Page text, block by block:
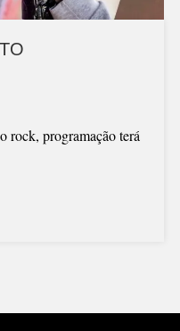
rock, programação terá